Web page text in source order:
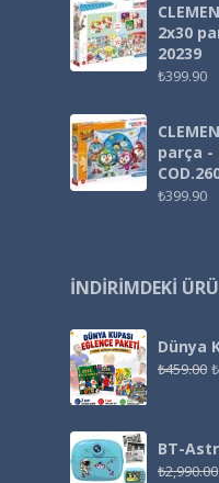
2x30
20239
₺399.90
parça -
₺399.90
İNDIRIMDEKI
Dünya
₺459.00 ₺
BT-
₺2,990.00